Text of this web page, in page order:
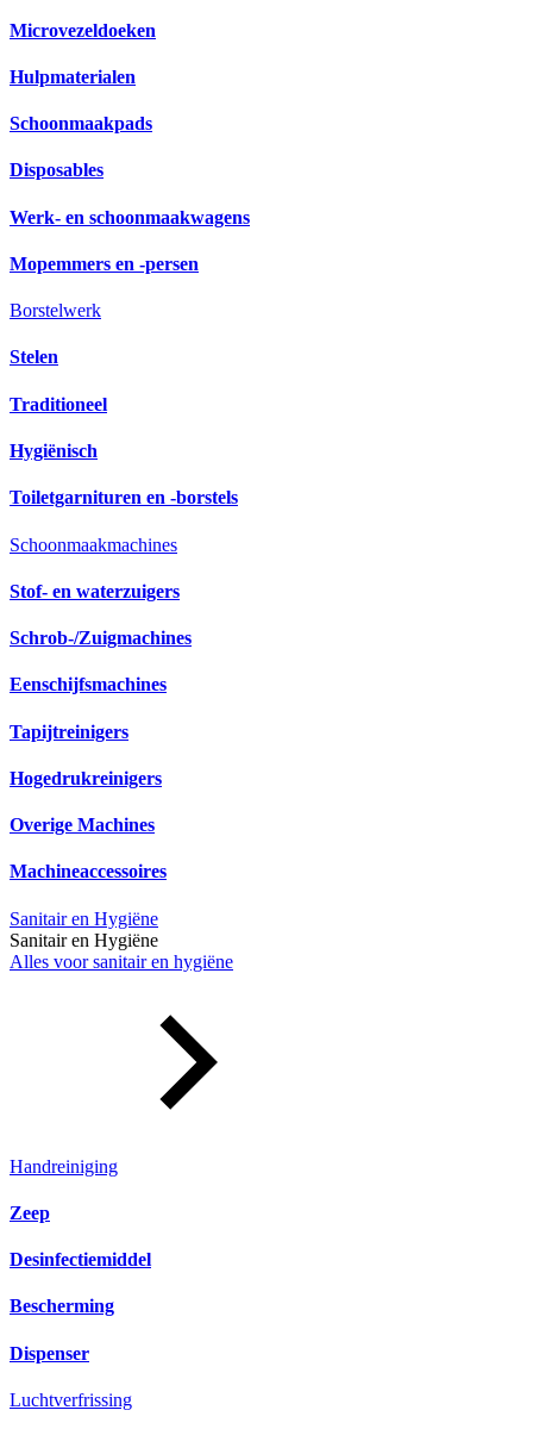
Microvezeldoeken
Hulpmaterialen
Schoonmaakpads
Disposables
Werk- en schoonmaakwagens
Mopemmers en -persen
Borstelwerk
Stelen
Traditioneel
Hygiënisch
Toiletgarnituren en -borstels
Schoonmaakmachines
Stof- en waterzuigers
Schrob-/Zuigmachines
Eenschijfsmachines
Tapijtreinigers
Hogedrukreinigers
Overige Machines
Machineaccessoires
Sanitair en Hygiëne
Sanitair en Hygiëne
Alles voor sanitair en hygiëne
Handreiniging
Zeep
Desinfectiemiddel
Bescherming
Dispenser
Luchtverfrissing